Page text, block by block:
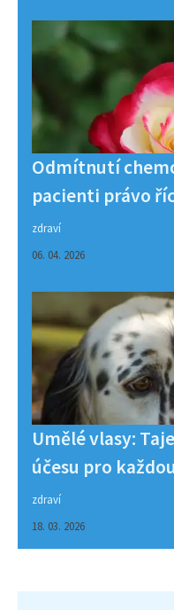
Odmítnutí
pacienti právo
zdraví
06. 04. 2026
Umělé vlasy:
účesu pro
zdraví
18. 03. 2026